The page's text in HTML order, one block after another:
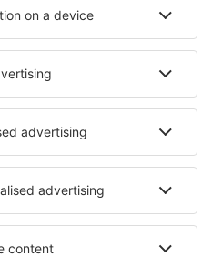
în Constanța
Arad
Cazare în Întorsura Buzăului
- orașe
Lieserbrucke